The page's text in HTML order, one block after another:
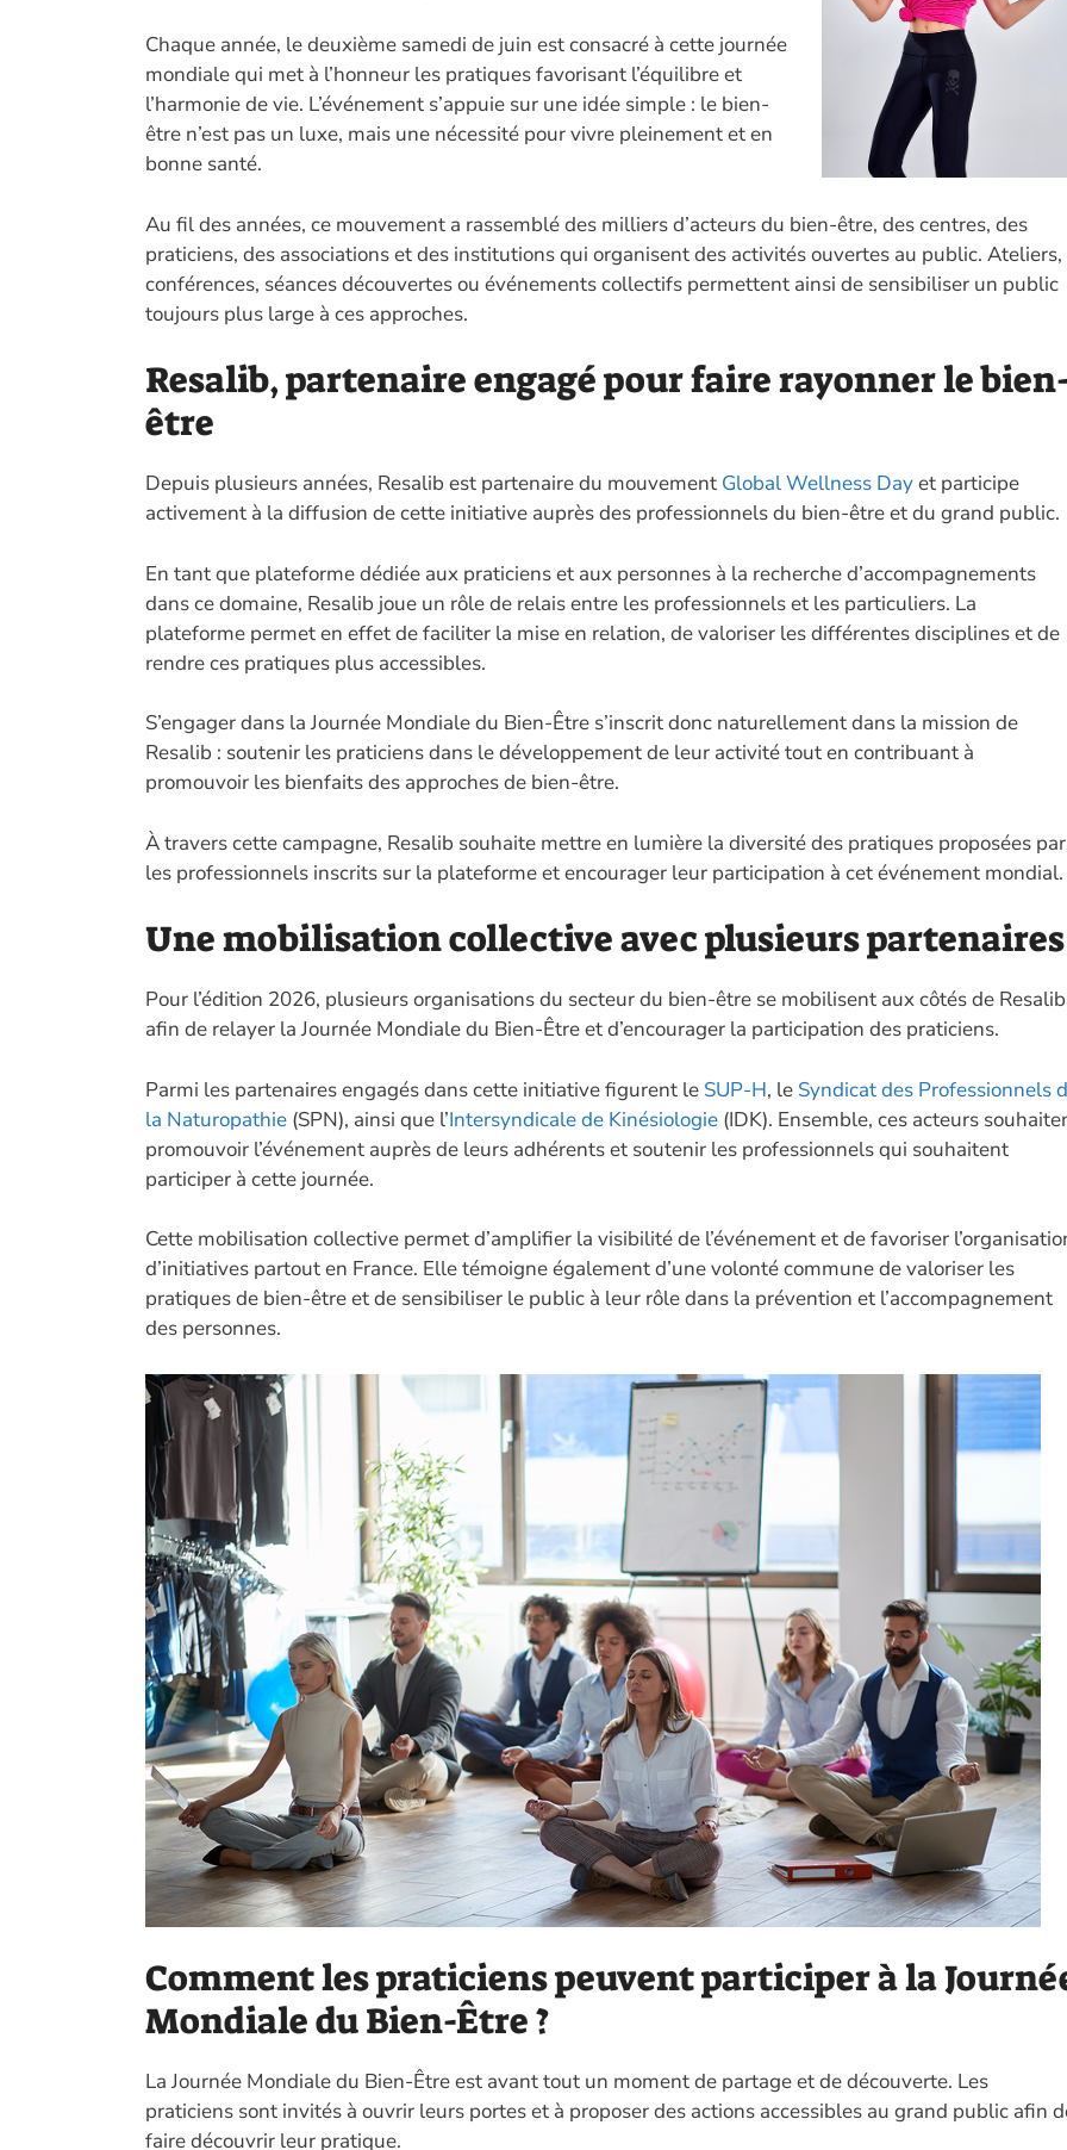
Chaque année, le deuxième samedi de juin est consacré à cette journée
mondiale qui met à l’honneur les pratiques favorisant l’équilibre et
l’harmonie de vie. L’événement s’appuie sur une idée simple : le bien-
être n’est pas un luxe, mais une nécessité pour vivre pleinement et en
bonne santé.
Au fil des années, ce mouvement a rassemblé des milliers d’acteurs du bien-être, des centres, des
praticiens, des associations et des institutions qui organisent des activités ouvertes au public. Ateliers,
conférences, séances découvertes ou événements collectifs permettent ainsi de sensibiliser un public
toujours plus large à ces approches.
Resalib, partenaire engagé pour faire rayonner le
être
Depuis plusieurs années, Resalib est partenaire du mouvement Global Wellness Dayet participe
activement à la diffusion de cette initiative auprès des professionnels du bien-être et du grand public.
En tant que plateforme dédiée aux praticiens et aux personnes à la recherche d’accompagnements
dans ce domaine, Resalib joue un rôle de relais entre les professionnels et les particuliers. La
plateforme permet en effet de faciliter la mise en relation, de valoriser les différentes disciplines et de
rendre ces pratiques plus accessibles.
S’engager dans la Journée Mondiale du Bien-Être s’inscrit donc naturellement dans la mission de
Resalib : soutenir les praticiens dans le développement de leur activité tout en contribuant à
promouvoir les bienfaits des approches de bien-être.
À travers cette campagne, Resalib souhaite mettre en lumière la diversité des pratiques proposées par
les professionnels inscrits sur la plateforme et encourager leur participation à cet événement mondial.
Une mobilisation collective avec plusieurs partenaires
Pour l’édition 2026, plusieurs organisations du secteur du bien-être se mobilisent aux côtés de Resalib
afin de relayer la Journée Mondiale du Bien-Être et d’encourager la participation des praticiens.
Parmi les partenaires engagés dans cette initiative figurent le SUP-H, le Syndicat des Professionnels
la Naturopathie (SPN), ainsi que l’Intersyndicale de Kinésiologie (IDK). Ensemble, ces acteurs
promouvoir l’événement auprès de leurs adhérents et soutenir les professionnels qui souhaitent
participer à cette journée.
Cette mobilisation collective permet d’amplifier la visibilité de l’événement et de favoriser
d’initiatives partout en France. Elle témoigne également d’une volonté commune de valoriser les
pratiques de bien-être et de sensibiliser le public à leur rôle dans la prévention et l’accompagnement
des personnes.
Comment les praticiens peuvent participer à la
Mondiale du Bien-Être ?
La Journée Mondiale du Bien-Être est avant tout un moment de partage et de découverte. Les
praticiens sont invités à ouvrir leurs portes et à proposer des actions accessibles au grand public afin
faire découvrir leur pratique.